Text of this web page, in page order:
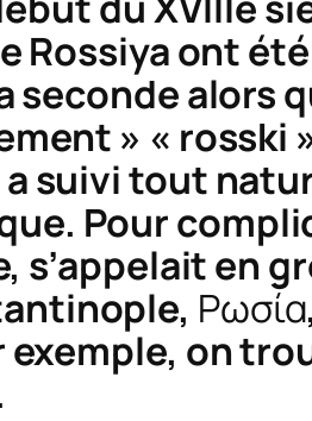
Rossiyaont
seconde alors
» « rosski
suivi tout
Pour
en
Ρωσία,
on